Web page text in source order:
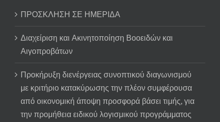
ΠΡΟΣΚΛΗΣΗ ΣΕ ΗΜΕΡΙΔΑ
Διαχείριση και Ακινητοποίηση Βοοειδών και
Αιγοπροβάτων
Προκήρυξη διενέργειας συνοπτικού διαγωνισμού
με κριτήριο κατακύρωσης την πλέον συμφέρουσα
από οικονομική άποψη προσφορά βάσει τιμής, για
την προμήθεια ειδικού λογισμικού προγράμματος